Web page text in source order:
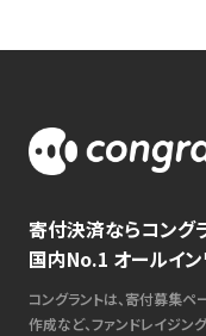
寄付決済ならコング
国内No.1 オールイ
コングラントは、寄付募集ペ
作成など、ファンドレイジ